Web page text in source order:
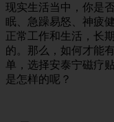
现实生活当中，你是
眠、急躁易怒、神疲
正常工作和生活，长
的。那么，如何才能
单，选择安泰宁磁疗
是怎样的呢？